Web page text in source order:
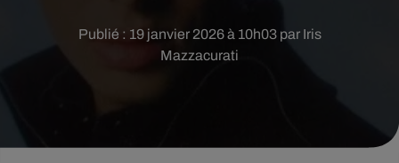
Publié : 19 janvier 2026 à 10h03 par Iris
Mazzacurati